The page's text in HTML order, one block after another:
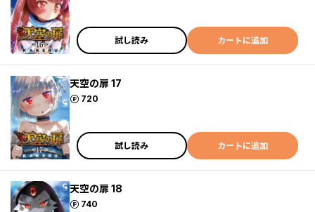
試し読み カートに追加
天空の扉 17
720
ポイント
試し読み カートに追加
天空の扉 18
740
ポイント